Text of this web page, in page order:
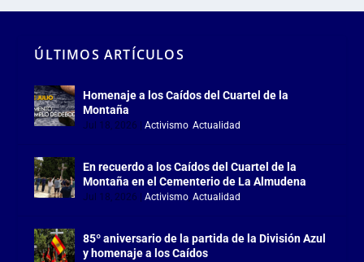
ÚLTIMOS ARTÍCULOS
Homenaje a los Caídos del Cuartel de la
Montaña
Jul 18, 2026 |Activismo,Actualidad
En recuerdo a los Caídos del Cuartel de la
Montaña en el Cementerio de La Almudena
Jul 18, 2026 |Activismo,Actualidad
85º aniversario de la partida de la División Azul
y homenaje a los Caídos